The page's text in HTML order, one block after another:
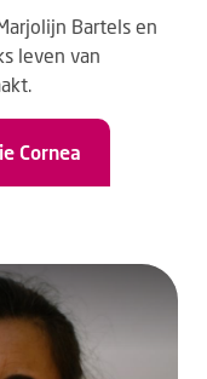
Bartels en
leven van
Cornea